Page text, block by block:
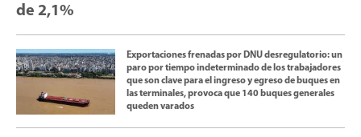
de 2,1%
Exportaciones frenadas por DNU desregulatorio: un
paro por tiempo indeterminado de los trabajadores
que son clave para el ingreso y egreso de buques en
las terminales, provoca que 140 buques generales
queden varados